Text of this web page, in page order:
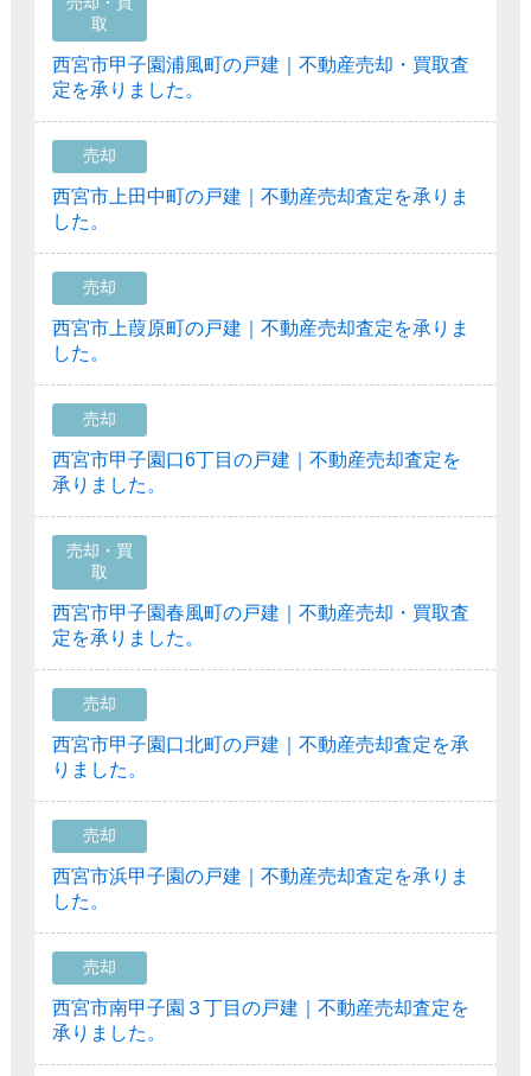
取
西宮市甲子園浦風町の戸建｜不動産売却・買取査
定を承りました。
売却
西宮市上田中町の戸建｜不動産売却査定を承りま
した。
売却
西宮市上葭原町の戸建｜不動産売却査定を承りま
した。
売却
西宮市甲子園口6丁目の戸建｜不動産売却査定を
承りました。
売却・買
取
西宮市甲子園春風町の戸建｜不動産売却・買取査
定を承りました。
売却
西宮市甲子園口北町の戸建｜不動産売却査定を承
りました。
売却
西宮市浜甲子園の戸建｜不動産売却査定を承りま
した。
売却
西宮市南甲子園３丁目の戸建｜不動産売却査定を
承りました。